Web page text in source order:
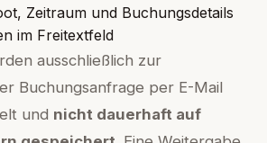
Zeitraum und Buchungsdetails
im Freitextfeld
ausschließlich zur
Buchungsanfrage per E-Mail
und nicht dauerhaft auf